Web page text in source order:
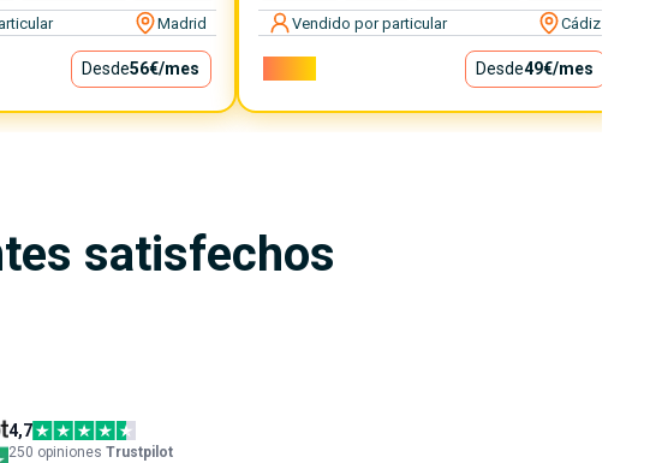
Madrid
Desde56€/mes
Vendido por particular Cádiz
Desde49€/mes
satisfechos
4,7
250 opiniones Trustpilot